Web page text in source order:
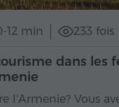
12 min 233 fois
dans les
l'Armenie? Vous